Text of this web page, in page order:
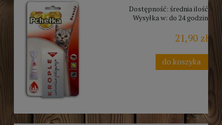
Dostępność: średnia ilość
Wysyłka w: do 24 godzin
21,90 zł
do koszyka